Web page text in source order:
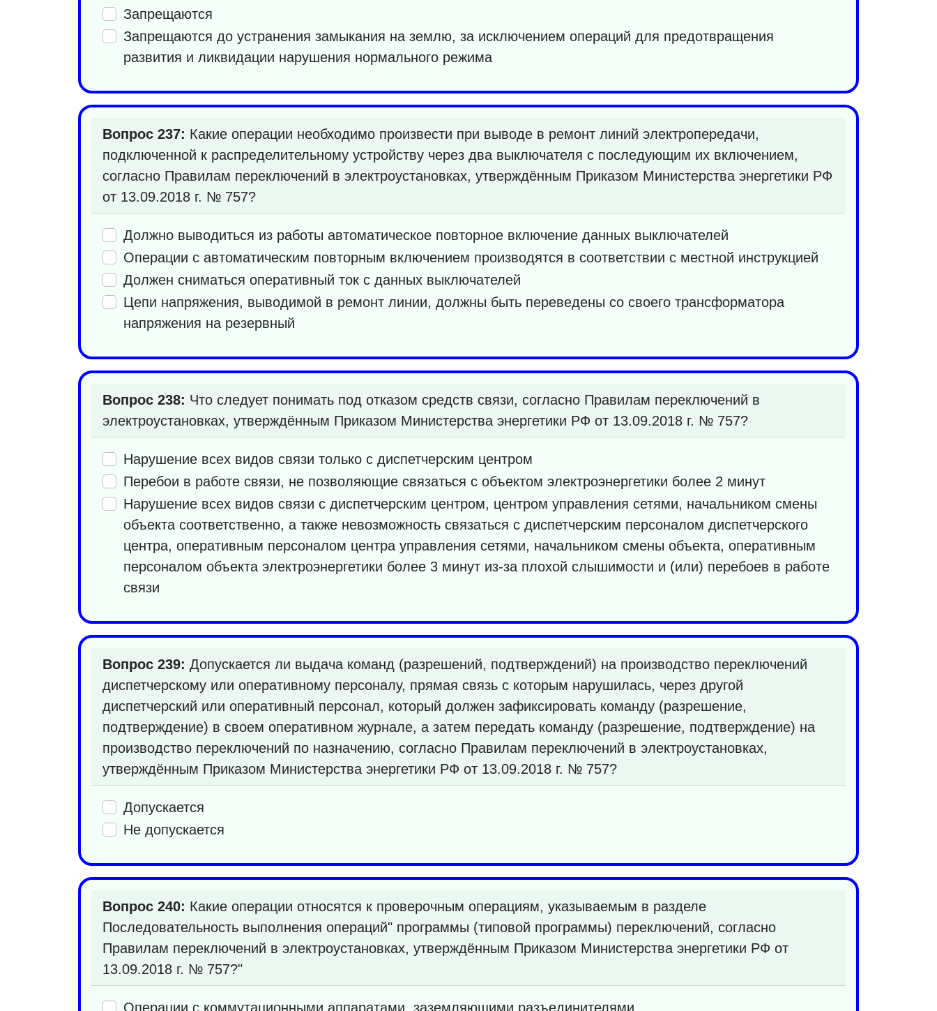
Запрещаются
Запрещаются до устранения замыкания на землю, за исключением операций для предотвращения
развития и ликвидации нарушения нормального режима
Вопрос 237: Какие операции необходимо произвести при выводе в ремонт линий электропередачи,
подключенной к распределительному устройству через два выключателя с последующим их включением,
согласно Правилам переключений в электроустановках, утверждённым Приказом Министерства энергетики РФ
от 13.09.2018 г. № 757?
Должно выводиться из работы автоматическое повторное включение данных выключателей
Операции с автоматическим повторным включением производятся в соответствии с местной инструкцией
Должен сниматься оперативный ток с данных выключателей
Цепи напряжения, выводимой в ремонт линии, должны быть переведены со своего трансформатора
напряжения на резервный
Вопрос 238: Что следует понимать под отказом средств связи, согласно Правилам переключений в
электроустановках, утверждённым Приказом Министерства энергетики РФ от 13.09.2018 г. № 757?
Нарушение всех видов связи только с диспетчерским центром
Перебои в работе связи, не позволяющие связаться с объектом электроэнергетики более 2 минут
Нарушение всех видов связи с диспетчерским центром, центром управления сетями, начальником смены
объекта соответственно, а также невозможность связаться с диспетчерским персоналом диспетчерского
центра, оперативным персоналом центра управления сетями, начальником смены объекта, оперативным
персоналом объекта электроэнергетики более 3 минут из-за плохой слышимости и (или) перебоев в работе
связи
Вопрос 239: Допускается ли выдача команд (разрешений, подтверждений) на производство переключений
диспетчерскому или оперативному персоналу, прямая связь с которым нарушилась, через другой
диспетчерский или оперативный персонал, который должен зафиксировать команду (разрешение,
подтверждение) в своем оперативном журнале, а затем передать команду (разрешение, подтверждение) на
производство переключений по назначению, согласно Правилам переключений в электроустановках,
утверждённым Приказом Министерства энергетики РФ от 13.09.2018 г. № 757?
Допускается
Не допускается
Вопрос 240: Какие операции относятся к проверочным операциям, указываемым в разделе
Последовательность выполнения операций" программы (типовой программы) переключений, согласно
Правилам переключений в электроустановках, утверждённым Приказом Министерства энергетики РФ от
13.09.2018 г. № 757?"
Операции с коммутационными аппаратами, заземляющими разъединителями